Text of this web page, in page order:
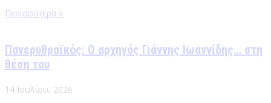
Περισσότερα »
Πανερυθραϊκός: Ο αρχηγός Γιάννης Ιωαννίδης… στη
θέση του
14 Ιουλίου, 2026